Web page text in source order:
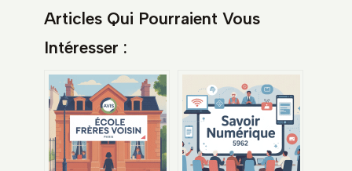
Articles Qui Pourraient Vous
Intéresser :